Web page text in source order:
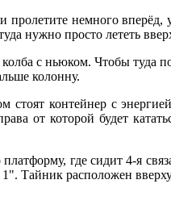
немного
нужно просто лететь
с ньюком. Чтобы туда
колонну.
контейнер с
от которой будет
где сидит 4-я
Тайник расположен